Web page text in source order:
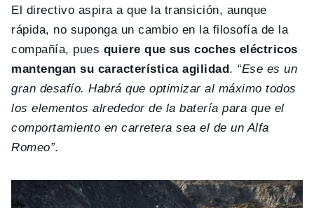
El directivo aspira a que la transición, aunque
rápida, no suponga un cambio en la filosofía de la
compañía, pues quiere que sus coches eléctricos
mantengan su característica agilidad. “Ese es un
gran desafío. Habrá que optimizar al máximo todos
los elementos alrededor de la batería para que el
comportamiento en carretera sea el de un Alfa
Romeo”.